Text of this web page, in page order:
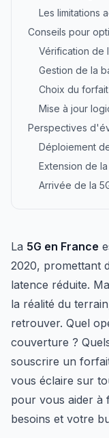
Les limitations
Conseils pour
Vérification de
Gestion de la
Choix du
Mise à jour
Perspectives
Déploiement
Extension de
Arrivée de la
La 5G en France
2020, promettant
latence réduite.
la réalité du
retrouver. Quel
couverture ?
souscrire un
vous éclaire sur
pour vous aider à
besoins et votre